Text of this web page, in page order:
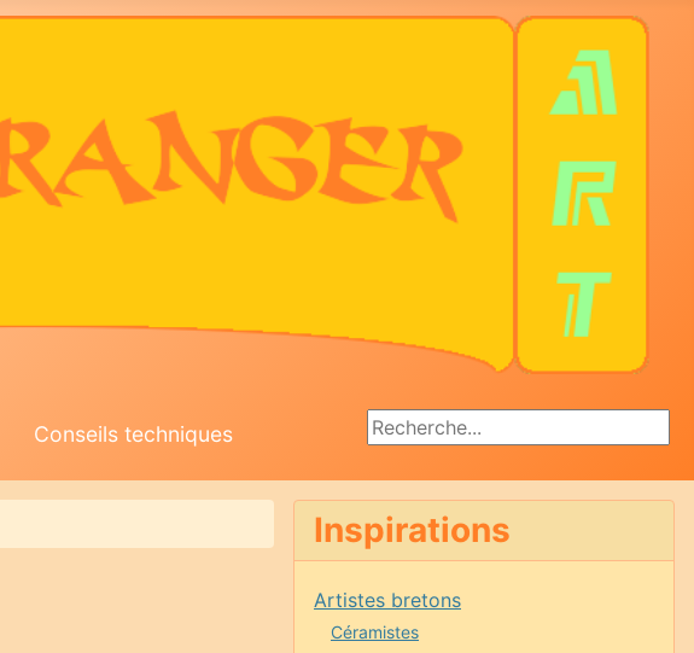
Conseils techniques Rechercher
Inspirations
Artistes bretons
Céramistes